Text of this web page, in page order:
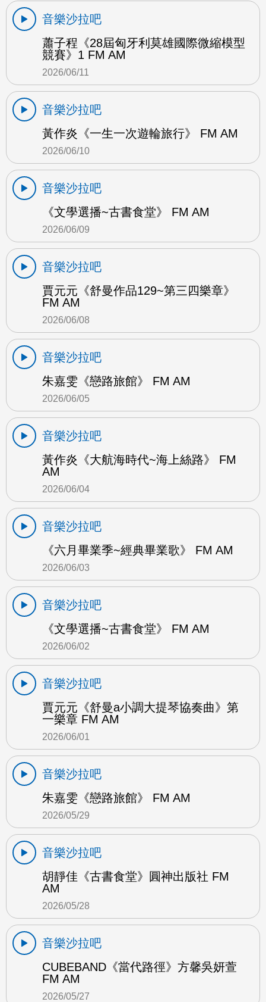
音樂沙拉吧
蕭子程《28屆匈牙利莫雄國際微縮模型
競賽》1 FM AM
2026/06/11
音樂沙拉吧
黃作炎《一生一次遊輪旅行》 FM AM
2026/06/10
音樂沙拉吧
《文學選播~古書食堂》 FM AM
2026/06/09
音樂沙拉吧
賈元元《舒曼作品129~第三四樂章》
FM AM
2026/06/08
音樂沙拉吧
朱嘉雯《戀路旅館》 FM AM
2026/06/05
音樂沙拉吧
黃作炎《大航海時代~海上絲路》 FM
AM
2026/06/04
音樂沙拉吧
《六月畢業季~經典畢業歌》 FM AM
2026/06/03
音樂沙拉吧
《文學選播~古書食堂》 FM AM
2026/06/02
音樂沙拉吧
賈元元《舒曼a小調大提琴協奏曲》第
一樂章 FM AM
2026/06/01
音樂沙拉吧
朱嘉雯《戀路旅館》 FM AM
2026/05/29
音樂沙拉吧
胡靜佳《古書食堂》圓神出版社 FM
AM
2026/05/28
音樂沙拉吧
CUBEBAND《當代路徑》方馨吳妍萱
FM AM
2026/05/27